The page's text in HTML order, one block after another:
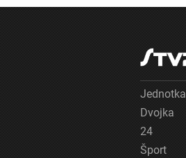
Jednotka
Dvojka
24
Šport